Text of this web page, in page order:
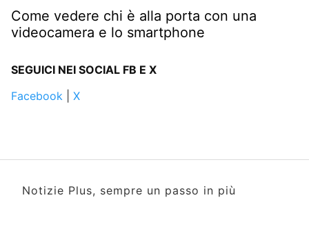
Come vedere chi è alla porta con una
videocamera e lo smartphone
SEGUICI NEI SOCIAL FB E X
Facebook
X
Notizie Plus, sempre un passo in più